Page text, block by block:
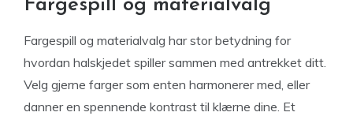
Fargespill og materialvalg
Fargespill og materialvalg har stor betydning for
hvordan halskjedet spiller sammen med antrekket ditt.
Velg gjerne farger som enten harmonerer med, eller
danner en spennende kontrast til klærne dine. Et